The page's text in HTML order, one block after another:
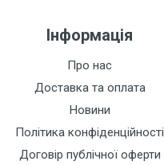
Інформація
Про нас
Доставка та оплата
Новини
Політика конфіденційності
Договір публічної оферти